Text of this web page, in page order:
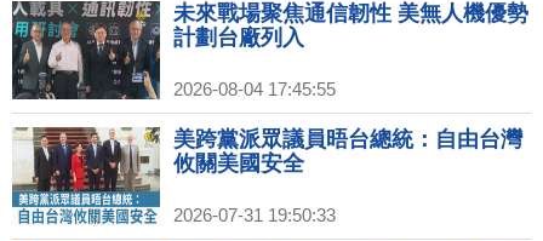
未來戰場聚焦通信韌性 美無人機優勢
計劃台廠列入
2026-08-04 17:45:55
美跨黨派眾議員晤台總統：自由台灣
攸關美國安全
2026-07-31 19:50:33